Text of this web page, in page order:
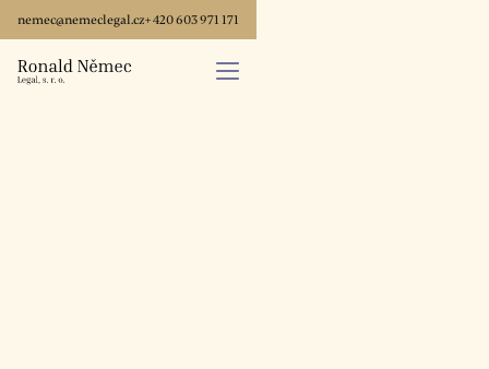
nemec@nemeclegal.cz+ 420 603 971 171